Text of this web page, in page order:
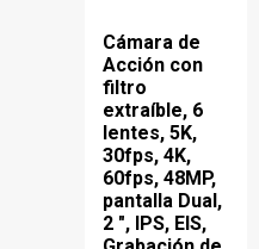
Cámara de
Acción con
filtro
extraíble, 6
lentes, 5K,
30fps, 4K,
60fps, 48MP,
pantalla Dual,
2 ", IPS, EIS,